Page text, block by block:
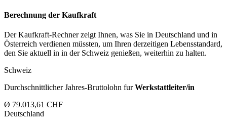
Berechnung der Kaufkraft
Der Kaufkraft-Rechner zeigt Ihnen, was Sie in Deutschland und in
Österreich verdienen müssten, um Ihren derzeitigen Lebensstandard,
den Sie aktuell in in der Schweiz genießen, weiterhin zu halten.
Schweiz
Durchschnittlicher Jahres-Bruttolohn furWerkstattleiter/in
Ø 79.013,61 CHF
Deutschland